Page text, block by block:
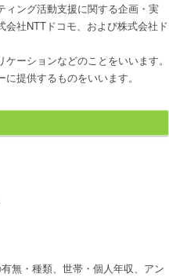
ィング活動支援に関する企画・実
社NTTドコモ、および株式会社ド
ーションなどのことをいいます。
提供するものをいいます。
無・種類、世帯・個人年収、アン